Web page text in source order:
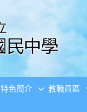
特色簡介 教職員區